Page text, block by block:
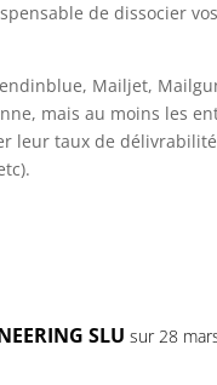
de dissocier
Mailjet,
mais au moins les
leur taux de
SLU sur 28